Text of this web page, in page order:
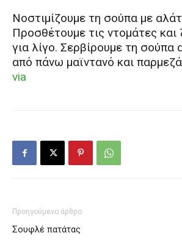
Νοστιμίζουμε τη σούπα με
Προσθέτουμε τις ντομάτες και
για λίγο. Σερβίρουμε τη σούπα
από πάνω μαϊντανό και
via
Προηγούμενο άρθρο
Σουφλέ πατάτας